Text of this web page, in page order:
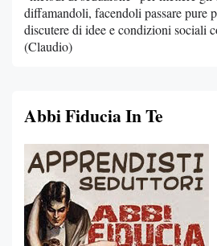
diffamandoli, facendoli passare pure
discutere di idee e condizioni sociali
(Claudio)
Abbi Fiducia In Te